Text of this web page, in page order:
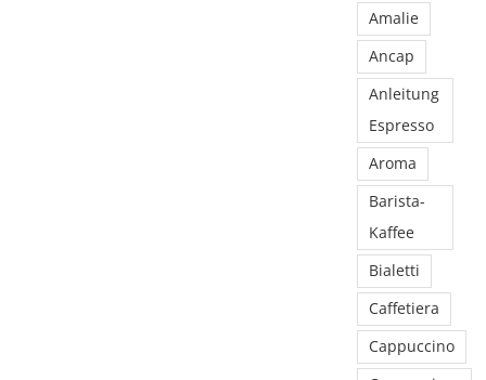
Amalie
Ancap
Anleitung
Espresso
Aroma
Barista-
Kaffee
Bialetti
Caffetiera
Cappuccino